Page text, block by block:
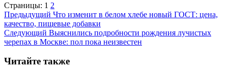
Страницы: 1 2
Предыдущий Что изменит в белом хлебе новый ГОСТ: цена,
качество, пищевые добавки
Следующий Выяснились подробности рождения лучистых
черепах в Москве: пол пока неизвестен
Читайте также